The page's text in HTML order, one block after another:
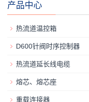
产品中心
热流道温控箱
D600针阀时序控制器
热流道延长线电缆
熔芯、熔芯座
重载连接器